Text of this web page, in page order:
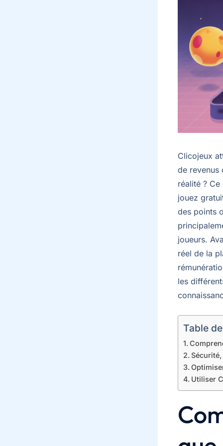
Clicojeux
de revenus
réalité ?
jouez
des points
joueurs.
réel de la
les
Table
Utiliser